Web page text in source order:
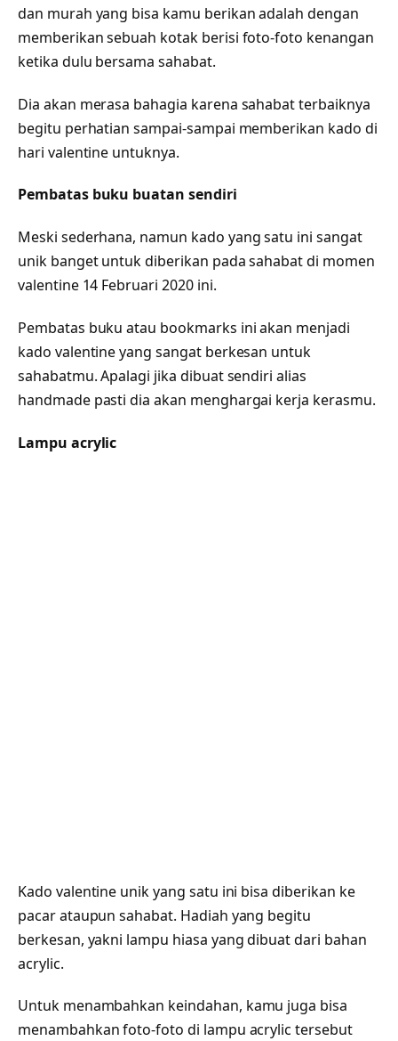
dan murah yang bisa kamu berikan adalah dengan
memberikan sebuah kotak berisi foto-foto kenangan
ketika dulu bersama sahabat.
Dia akan merasa bahagia karena sahabat terbaiknya
begitu perhatian sampai-sampai memberikan kado di
hari valentine untuknya.
Pembatas buku buatan sendiri
Meski sederhana, namun kado yang satu ini sangat
unik banget untuk diberikan pada sahabat di momen
valentine 14 Februari 2020 ini.
Pembatas buku atau bookmarks ini akan menjadi
kado valentine yang sangat berkesan untuk
sahabatmu. Apalagi jika dibuat sendiri alias
handmade pasti dia akan menghargai kerja kerasmu.
Lampu acrylic
Kado valentine unik yang satu ini bisa diberikan ke
pacar ataupun sahabat. Hadiah yang begitu
berkesan, yakni lampu hiasa yang dibuat dari bahan
acrylic.
Untuk menambahkan keindahan, kamu juga bisa
menambahkan foto-foto di lampu acrylic tersebut